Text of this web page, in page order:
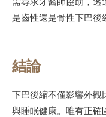
是齒性還是骨性下巴後
結論
下巴後縮不僅影響外觀
與睡眠健康。唯有正確